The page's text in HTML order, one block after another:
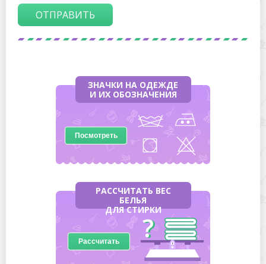
ОТПРАВИТЬ
ЗНАЧКИ НА ОДЕЖДЕ
И ИХ ОБОЗНАЧЕНИЯ
Посмотреть
РАССЧИТАТЬ ВЕС
БЕЛЬЯ
ДЛЯ СТИРКИ
Рассчитать